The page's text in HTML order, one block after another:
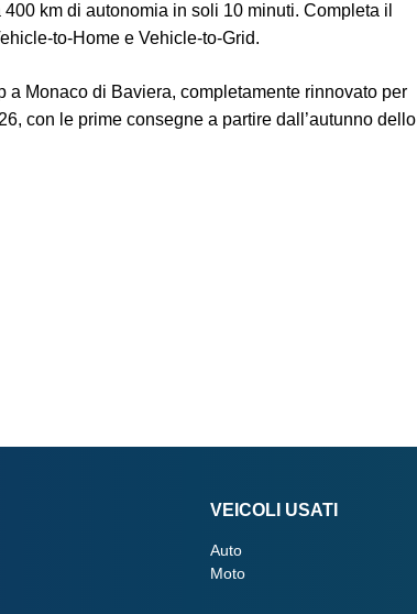
km di autonomia in soli 10 minuti. Completa il
to-Home e Vehicle-to-Grid.
a Monaco di Baviera, completamente rinnovato per
con le prime consegne a partire dall’autunno dello
VEICOLI USATI
Auto
Moto